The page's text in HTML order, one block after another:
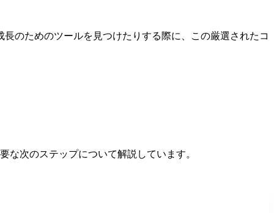
のためのツールを見つけたりする際に、この厳選されたコ
な次のステップについて解説しています。